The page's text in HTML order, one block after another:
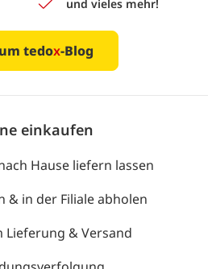
und vieles mehr!
tedox-Blog
einkaufen
Hause liefern lassen
& in der Filiale abholen
Lieferung & Versand